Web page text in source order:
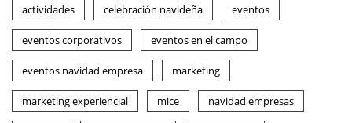
actividades celebración navideña eventos
eventos corporativos eventos en el campo
eventos navidad empresa marketing
marketing experiencial mice navidad empresas